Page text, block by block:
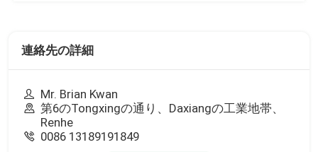
連絡先の詳細
Mr. Brian Kwan
第6のTongxingの通り、Daxiangの工業地帯、
Renhe
0086 13189191849